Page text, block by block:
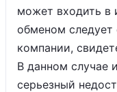
может входить в
обменом следует
компании,
В данном случае
серьезный